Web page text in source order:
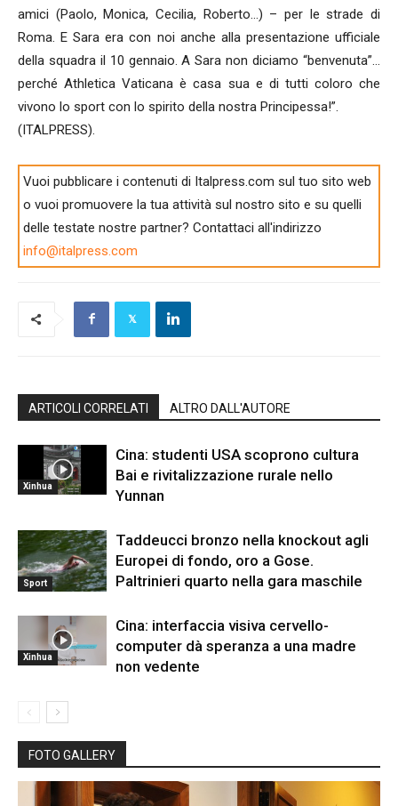
amici (Paolo, Monica, Cecilia, Roberto…) – per le strade di
Roma. E Sara era con noi anche alla presentazione ufficiale
della squadra il 10 gennaio. A Sara non diciamo “benvenuta”…
perché Athletica Vaticana è casa sua e di tutti coloro che
vivono lo sport con lo spirito della nostra Principessa!”.
(ITALPRESS).
Vuoi pubblicare i contenuti di Italpress.com sul tuo sito web
o vuoi promuovere la tua attività sul nostro sito e su quelli
delle testate nostre partner? Contattaci all'indirizzo
info@italpress.com
ARTICOLI CORRELATI ALTRO DALL'AUTORE
Xinhua
Cina: studenti USA scoprono cultura
Bai e rivitalizzazione rurale nello
Yunnan
Sport
Taddeucci bronzo nella knockout agli
Europei di fondo, oro a Gose.
Paltrinieri quarto nella gara maschile
Xinhua
Cina: interfaccia visiva cervello-
computer dà speranza a una madre
non vedente
FOTO GALLERY